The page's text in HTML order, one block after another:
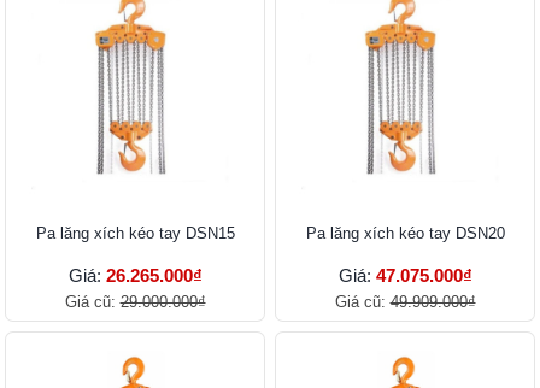
Pa lăng xích kéo tay DSN15
Giá: 26.265.000₫
Giá cũ:29.000.000₫
Pa lăng xích kéo tay DSN20
Giá: 47.075.000₫
Giá cũ:49.909.000₫